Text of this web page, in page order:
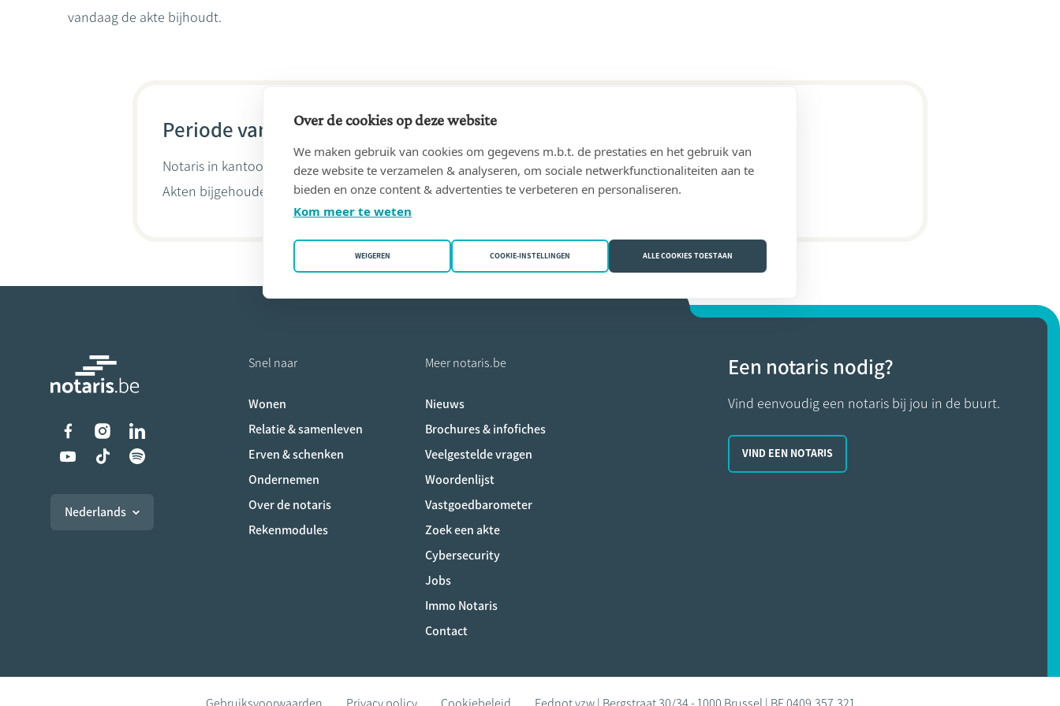
vandaag de akte bijhoudt.
Periode van 16/12/1996 tot heden
Notaris in kantoor NOTARISSEN KORTENBERG(3070 Kortenberg)
Akten bijgehouden doorBruno Mariens
Liens vers les réseaux sociaux
Nederlands
Snel naar
Wonen
Relatie & samenleven
Erven & schenken
Ondernemen
Over de notaris
Rekenmodules
Meer notaris.be
Nieuws
Brochures & infofiches
Veelgestelde vragen
Woordenlijst
Vastgoedbarometer
Zoek een akte
Cybersecurity
Jobs
Immo Notaris
Contact
Een notaris nodig?
Vind eenvoudig een notaris bij jou in de buurt.
VIND EEN NOTARIS
Over de cookies op deze website
We maken gebruik van cookies om gegevens m.b.t. de prestaties en het gebruik van
deze website te verzamelen & analyseren, om sociale netwerkfunctionaliteiten aan te
bieden en onze content & advertenties te verbeteren en personaliseren.
Kom meer te weten
WEIGEREN COOKIE-INSTELLINGEN ALLE COOKIES TOESTAAN